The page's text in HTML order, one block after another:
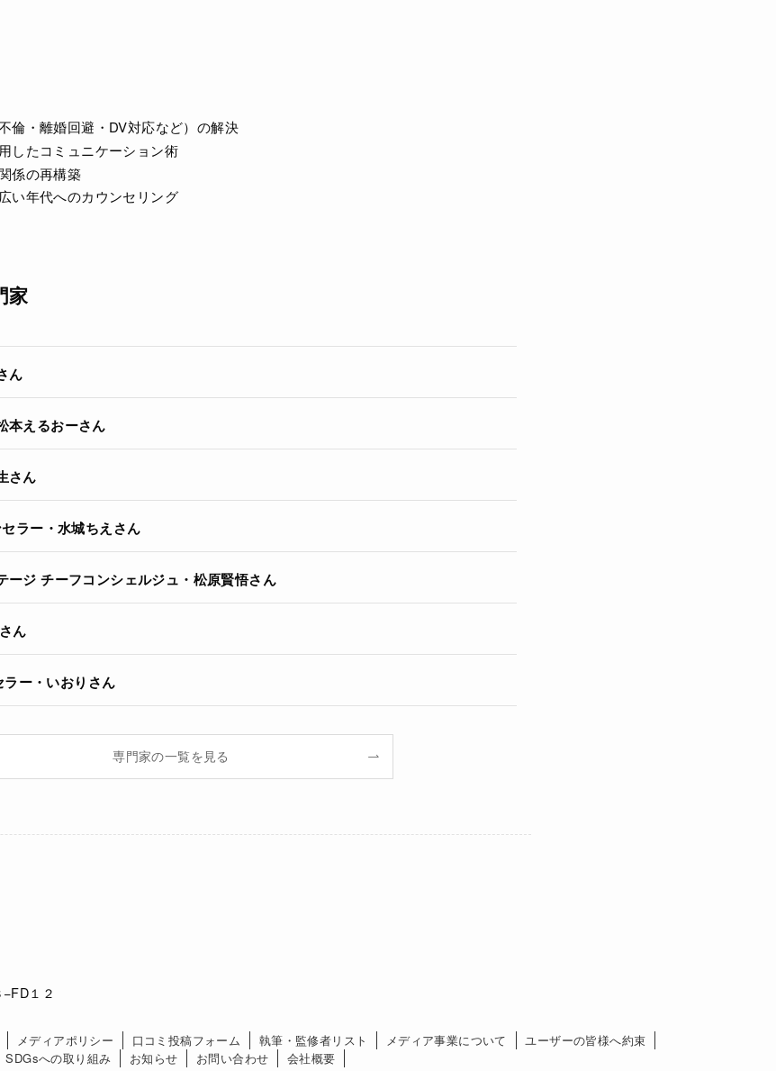
倫・離婚回避・DV対応など）の解決
したコミュニケーション術
係の再構築
い年代へのカウンセリング
家
ん
本えるおーさん
さん
ラー・水城ちえさん
ージ チーフコンシェルジュ・松原賢悟さん
ん
ー・いおりさん
専門家の一覧を見る
１２
メディアポリシー 口コミ投稿フォーム 執筆・監修者リスト メディア事業について
ユーザーの皆様へ約束
SDGsへの取り組み
お知らせ お問い合わせ 会社概要